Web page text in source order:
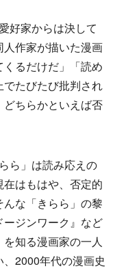
好家からは決して
作家が描いた漫画
るだけだ」「読め
たびたび批判され
ちらかといえば否
ら」は読み応えの
はもはや、否定的
な「きらら」の黎
ジンワーク』など
知る漫画家の一人
2000年代の漫画史